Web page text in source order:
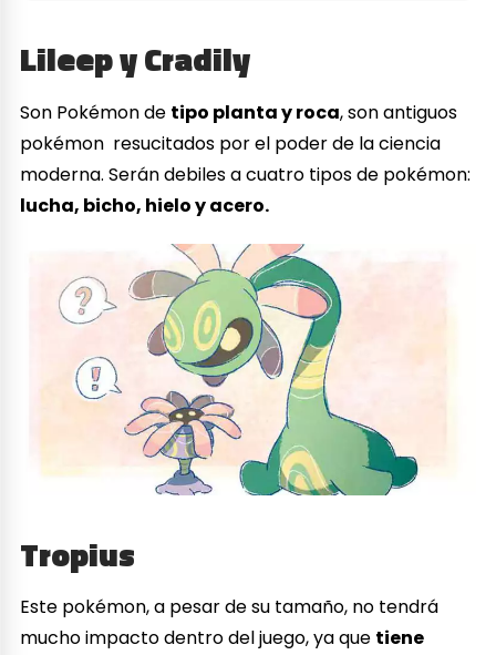
Lileep y Cradily
Son Pokémon de tipo planta y roca, son antiguos
pokémon resucitados por el poder de la ciencia
moderna. Serán debiles a cuatro tipos de pokémon:
lucha, bicho, hielo y acero.
Tropius
Este pokémon, a pesar de su tamaño, no tendrá
mucho impacto dentro del juego, ya que tiene